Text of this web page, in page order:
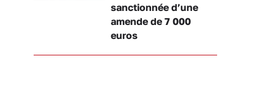
sanctionnée d’une
amende de 7 000
euros